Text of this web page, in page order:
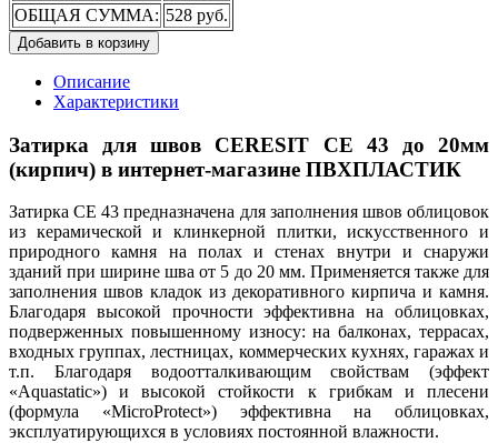
ОБЩАЯ СУММА: 528 руб.
Добавить в корзину
Описание
Характеристики
Затирка для швов CERESIT CE 43 до 20мм
(кирпич) в интернет-магазине ПВХПЛАСТИК
Затирка CE 43 предназначена для заполнения швов облицовок
из керамической и клинкерной плитки, искусственного и
природного камня на полах и стенах внутри и снаружи
зданий при ширине шва от 5 до 20 мм. Применяется также для
заполнения швов кладок из декоративного кирпича и камня.
Благодаря высокой прочности эффективна на облицовках,
подверженных повышенному износу: на балконах, террасах,
входных группах, лестницах, коммерческих кухнях, гаражах и
т.п. Благодаря водоотталкивающим свойствам (эффект
«Aquastatic») и высокой стойкости к грибкам и плесени
(формула «MicroProtect») эффективна на облицовках,
эксплуатирующихся в условиях постоянной влажности.